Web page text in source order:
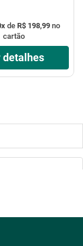
xde R$ 198,99no
cartão
detalhes